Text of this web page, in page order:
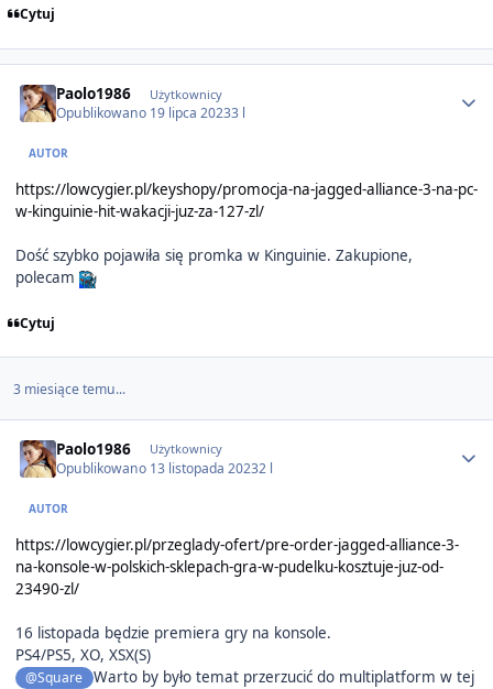
Cytuj
Paolo1986 Użytkownicy
Opublikowano 19 lipca 20233 l
AUTOR
https://lowcygier.pl/keyshopy/promocja-na-jagged-alliance-3-na-pc-
w-kinguinie-hit-wakacji-juz-za-127-zl/
Dość szybko pojawiła się promka w Kinguinie. Zakupione,
polecam
Cytuj
3 miesiące temu...
Paolo1986 Użytkownicy
Opublikowano 13 listopada 20232 l
AUTOR
https://lowcygier.pl/przeglady-ofert/pre-order-jagged-alliance-3-
na-konsole-w-polskich-sklepach-gra-w-pudelku-kosztuje-juz-od-
23490-zl/
16 listopada będzie premiera gry na konsole.
PS4/PS5, XO, XSX(S)
@Square Warto by było temat przerzucić do multiplatform w tej